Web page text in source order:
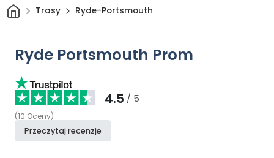
DomTrasy Ryde-Portsmouth
Ryde Portsmouth Prom
4.5 / 5
(10 Oceny)
Przeczytaj recenzje